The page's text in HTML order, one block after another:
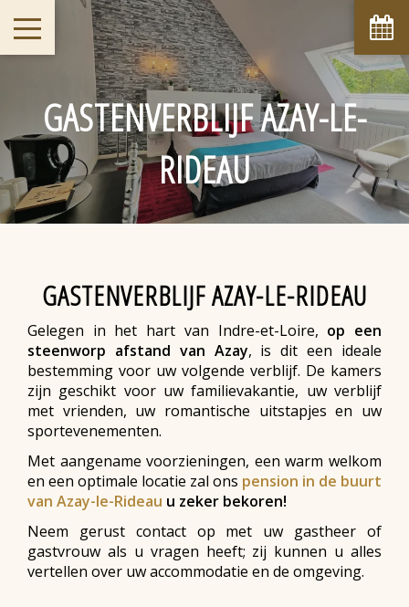
GASTENVERBLIJF AZAY-LE-
RIDEAU
GASTENVERBLIJF AZAY-LE-RIDEAU
Gelegen in het hart van Indre-et-Loire, op een
steenworp afstand van Azay, is dit een ideale
bestemming voor uw volgende verblijf. De kamers
zijn geschikt voor uw familievakantie, uw verblijf
met vrienden, uw romantische uitstapjes en uw
sportevenementen.
Met aangename voorzieningen, een warm welkom
en een optimale locatie zal ons pension in de buurt
van Azay-le-Rideau u zeker bekoren!
Neem gerust contact op met uw gastheer of
gastvrouw als u vragen heeft; zij kunnen u alles
vertellen over uw accommodatie en de omgeving.
augustus
ma wo do vr za
1
-
2
-
-
4
-
5
-
6
-
7
-
8
-
9
-
10
-
11
-
12
-
13
-
14
-
15
-
16
-
17
-
18
-
20
-
21
-
22
-
23
Vanaf
-
Officiële Site
Beste prijs garantie